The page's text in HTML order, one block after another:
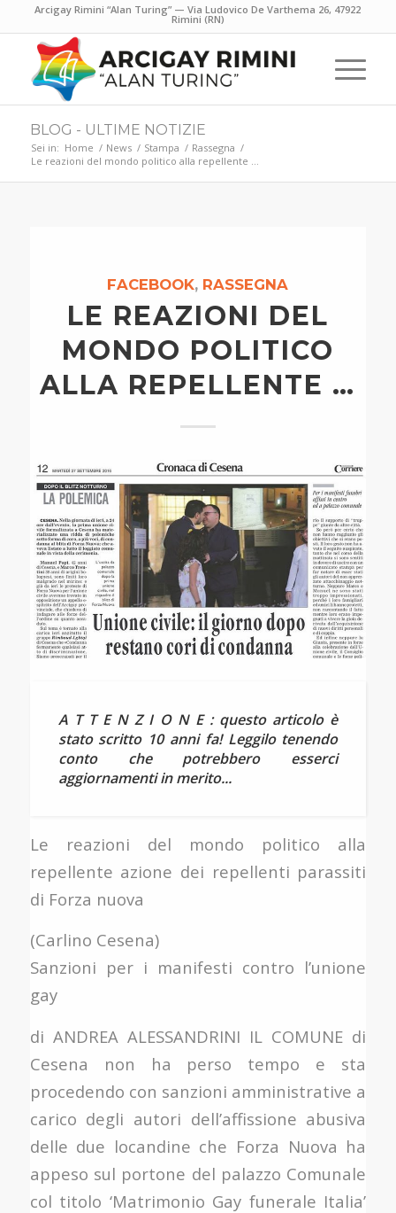
Arcigay Rimini “Alan Turing” — Via Ludovico De Varthema 26, 47922
Rimini (RN)
BLOG - ULTIME NOTIZIE
Sei in: Home / News / Stampa / Rassegna /
Le reazioni del mondo politico alla repellente …
FACEBOOK, RASSEGNA
LE REAZIONI DEL
MONDO POLITICO
ALLA REPELLENTE …
A T T E N Z I O N E : questo articolo è
stato scritto 10 anni fa! Leggilo tenendo
conto che potrebbero esserci
aggiornamenti in merito...
Le reazioni del mondo politico alla
repellente azione dei repellenti parassiti
di Forza nuova
(Carlino Cesena)
Sanzioni per i manifesti contro l’unione
gay
di ANDREA ALESSANDRINI IL COMUNE di
Cesena non ha perso tempo e sta
procedendo con sanzioni amministrative a
carico degli autori dell’affissione abusiva
delle due locandine che Forza Nuova ha
appeso sul portone del palazzo Comunale
col titolo ‘Matrimonio Gay funerale Italia’